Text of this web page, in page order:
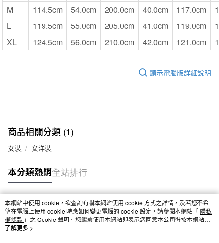
M
114.5cm 54.0cm 200.0cm 40.0cm 117.0cm
L
119.5cm 55.0cm 205.0cm 41.0cm 119.0cm
XL
124.5cm 56.0cm 210.0cm 42.0cm 121.0cm
顯示電腦版詳細說明
商品相關分類 (1)
女裝 女洋裝
本分類熱銷全站排行
熱門標籤
本網站中使用 cookie，欲查詢有關本網站使用 cookie 方式之詳情，及若您不希
望在電腦上使用 cookie 時應如何變更電腦的 cookie 設定，請參閱本網站「 隱私
權條款 」之 Cookie 聲明。您繼續使用本網站即表示您同意本公司得按本網站使
用條款之 Cookie 聲明使用 cookie。
了解更多 >